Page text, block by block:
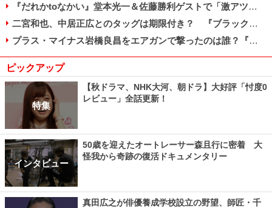
『だれかtoなかい』堂本光一＆佐藤勝利ゲストで「激アツ」「ただの旧ジャニ同窓会」と賛否
二宮和也、中居正広とのタッグは期限付き？ 『ブラックペアン』続編が影響か
プラス・マイナス岩橋良昌をエアガンで撃ったのは誰？『だれかtoなかい』真木よう子回が波紋
ピックアップ
特集
【秋ドラマ、NHK大河、朝ドラ】大好評「忖度0
レビュー」全話更新！
インタビュー
50歳を迎えたオートレーサー森且行に密着 大
怪我から奇跡の復活ドキュメンタリー
真田広之が俳優養成学校設立の野望、師匠・千